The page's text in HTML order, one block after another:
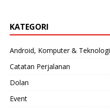
KATEGORI
Android, Komputer & Teknologi
Catatan Perjalanan
Dolan
Event